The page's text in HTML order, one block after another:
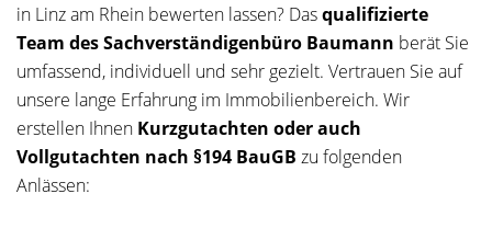
in Linz am Rhein bewerten lassen? Dasqualifizierte
Team des Sachverständigenbüro Baumann berät Sie
umfassend, individuell und sehr gezielt. Vertrauen Sie auf
unsere lange Erfahrung im Immobilienbereich. Wir
erstellen Ihnen Kurzgutachten oder auch
Vollgutachten nach §194 BauGB zu folgenden
Anlässen: